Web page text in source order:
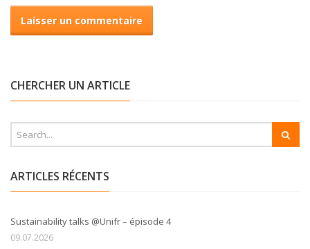
CHERCHER UN ARTICLE
ARTICLES RÉCENTS
Sustainability talks @Unifr – épisode 4
09.07.2026